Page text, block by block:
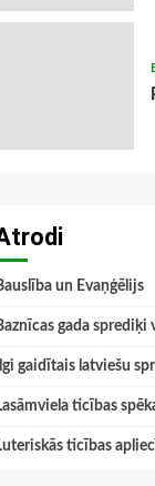
un Evaņģēlijs
gada sprediķi
Ilgi gaidītais latviešu
ticības
ticības